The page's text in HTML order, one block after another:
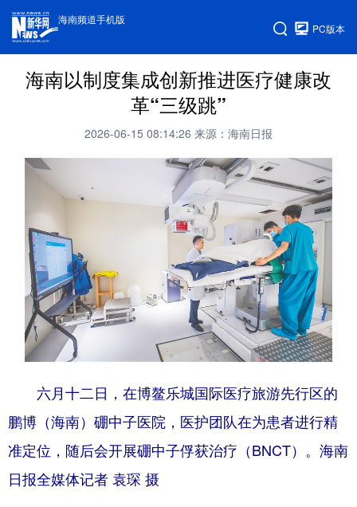
海南频道手机版
PC版本
海南以制度集成创新推进医疗健康改
革“三级跳”
2026-06-15 08:14:26 来源：海南日报
六月十二日，在博鳌乐城国际医疗旅游先行区的
鹏博（海南）硼中子医院，医护团队在为患者进行精
准定位，随后会开展硼中子俘获治疗（BNCT）。海南
日报全媒体记者 袁琛 摄